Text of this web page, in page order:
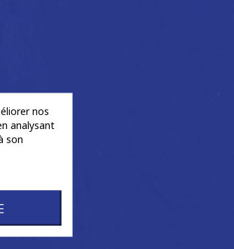
nos
analysant
son